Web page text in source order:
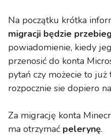
Na początku krótka
migracji będzie
powiadomienie, kiedy
przenosić do konta
pytań czy możecie to
rozpocznie sie dopiero
Za migrację konta
ma otrzymać pelerynę.